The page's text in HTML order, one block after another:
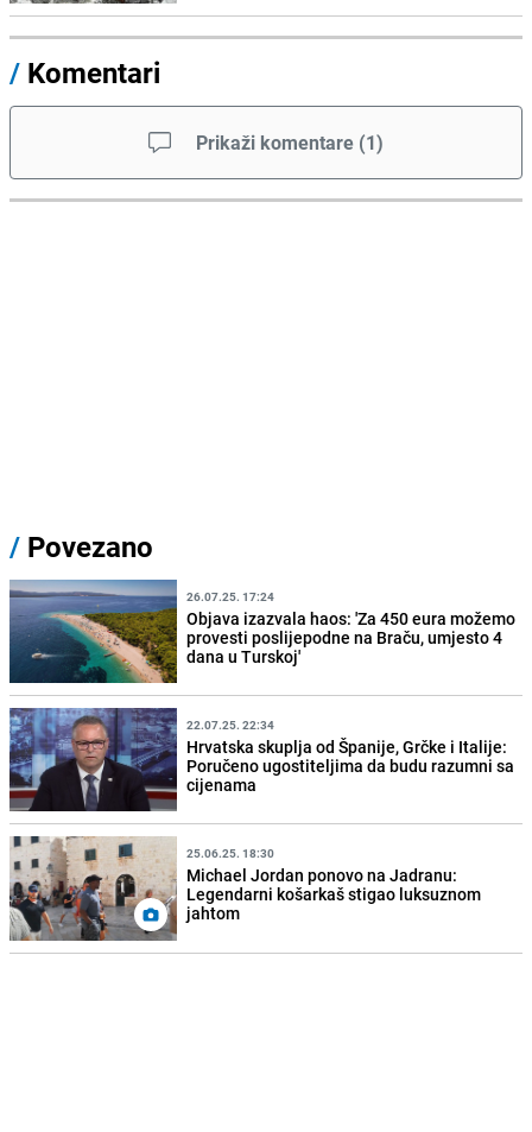
/ Komentari
Prikaži komentare (1)
/ Povezano
26.07.25. 17:24
Objava izazvala haos: 'Za 450 eura možemo
provesti poslijepodne na Braču, umjesto 4
dana u Turskoj'
22.07.25. 22:34
Hrvatska skuplja od Španije, Grčke i Italije:
Poručeno ugostiteljima da budu razumni sa
cijenama
25.06.25. 18:30
Michael Jordan ponovo na Jadranu:
Legendarni košarkaš stigao luksuznom
jahtom